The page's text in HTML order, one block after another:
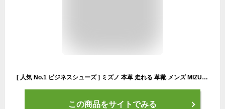
[ 人気 No.1 ビジネスシューズ ] ミズノ 本革 走れる 革靴 メンズ MIZUNO EXLIGHT エクスライト ST ウォーキング [ スニーカー レザー ストレートチップ 歩きやすい 紐 靴ひも 軽量 黒 28cm 大きいサイズ スーツ 立ち仕事 靴 長時間 幅広 ワイド 七五三 マイベスト ]
この商品をサイトでみる